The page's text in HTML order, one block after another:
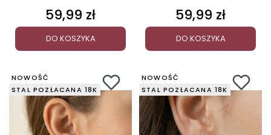
Cena
59,99 zł
DO KOSZYKA
Cena
59,99 zł
DO KOSZYKA
NOWOŚĆ
STAL POZŁACANA 18K
NOWOŚĆ
STAL POZŁACANA 18K